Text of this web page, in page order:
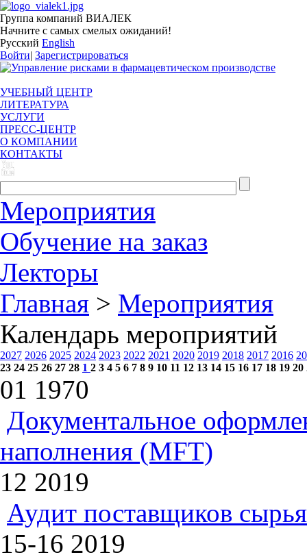
Группа компаний ВИАЛЕК
Начните с самых смелых ожиданий!
Русский English
Войти| Зарегистрироваться
УЧЕБНЫЙ ЦЕНТР
ЛИТЕРАТУРА
УСЛУГИ
ПРЕСС-ЦЕНТР
О КОМПАНИИ
КОНТАКТЫ
Мероприятия
Обучение на заказ
Лекторы
Главная > Мероприятия
Календарь мероприятий
2027 2026 2025 2024 2023 2022 2021 2020 2019 2018 2017 2016
23 24 25 26 27 28 1 2 3 4 5 6 7 8 9 10 11 12 13 14 15 16 17 18 19 20
01 1970
Документальное
наполнения (MFT)
12 2019
Аудит поставщиков
15-16 2019